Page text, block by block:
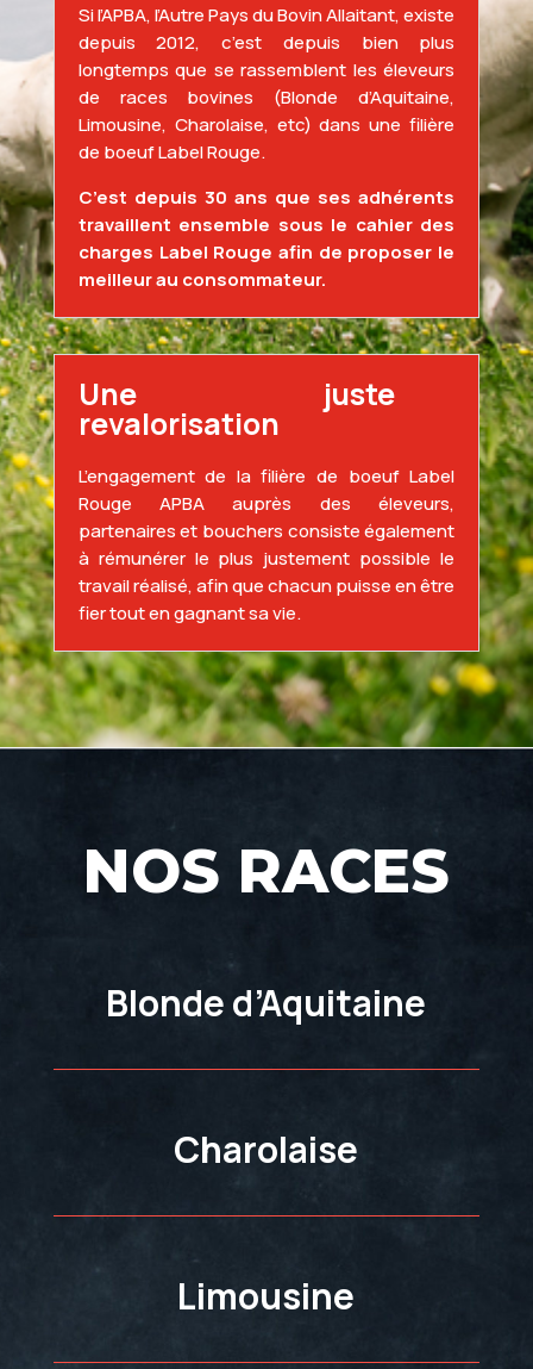
Si l’APBA, l’Autre Pays du Bovin Allaitant, existe
depuis 2012, c’est depuis bien plus
longtemps que se rassemblent les éleveurs
de races bovines (Blonde d’Aquitaine,
Limousine, Charolaise, etc) dans une filière
de boeuf Label Rouge.
C’est depuis 30 ans que ses adhérents
travaillent ensemble sous le cahier des
charges Label Rouge afin de proposer le
meilleur au consommateur.
Une juste
revalorisation
L’engagement de la filière de boeuf Label
Rouge APBA auprès des éleveurs,
partenaires et bouchers consiste également
à rémunérer le plus justement possible le
travail réalisé, afin que chacun puisse en être
fier tout en gagnant sa vie.
NOS RACES
Blonde d’Aquitaine
Charolaise
Limousine